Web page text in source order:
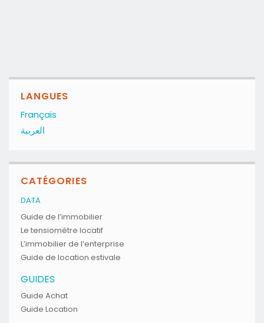
LANGUES
Français
العربية
CATÉGORIES
DATA
Guide de l’immobilier
Le tensiomètre locatif
L’immobilier de l’enterprise
Guide de location estivale
GUIDES
Guide Achat
Guide Location